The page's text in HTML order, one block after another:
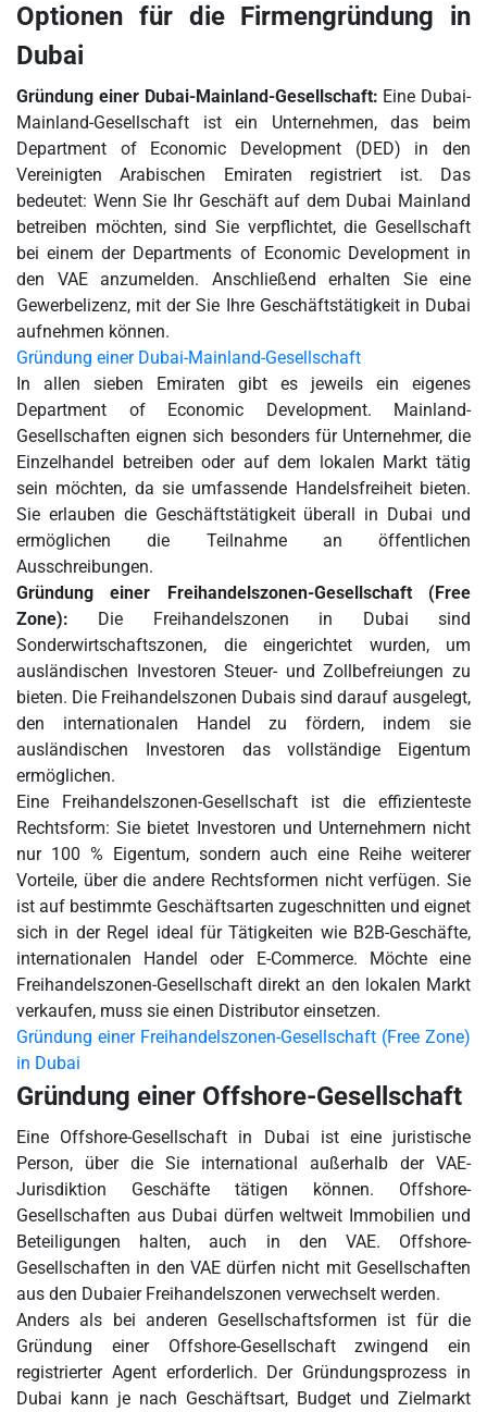
Optionen für die Firmengründung in
Dubai
Gründung einer Dubai-Mainland-Gesellschaft: Eine Dubai-
Mainland-Gesellschaft ist ein Unternehmen, das beim
Department of Economic Development (DED) in den
Vereinigten Arabischen Emiraten registriert ist. Das
bedeutet: Wenn Sie Ihr Geschäft auf dem Dubai Mainland
betreiben möchten, sind Sie verpflichtet, die Gesellschaft
bei einem der Departments of Economic Development in
den VAE anzumelden. Anschließend erhalten Sie eine
Gewerbelizenz, mit der Sie Ihre Geschäftstätigkeit in Dubai
aufnehmen können.
Gründung einer Dubai-Mainland-Gesellschaft
In allen sieben Emiraten gibt es jeweils ein eigenes
Department of Economic Development. Mainland-
Gesellschaften eignen sich besonders für Unternehmer, die
Einzelhandel betreiben oder auf dem lokalen Markt tätig
sein möchten, da sie umfassende Handelsfreiheit bieten.
Sie erlauben die Geschäftstätigkeit überall in Dubai und
ermöglichen die Teilnahme an öffentlichen
Ausschreibungen.
Gründung einer Freihandelszonen-Gesellschaft (Free
Zone): Die Freihandelszonen in Dubai sind
Sonderwirtschaftszonen, die eingerichtet wurden, um
ausländischen Investoren Steuer- und Zollbefreiungen zu
bieten. Die Freihandelszonen Dubais sind darauf ausgelegt,
den internationalen Handel zu fördern, indem sie
ausländischen Investoren das vollständige Eigentum
ermöglichen.
Eine Freihandelszonen-Gesellschaft ist die effizienteste
Rechtsform: Sie bietet Investoren und Unternehmern nicht
nur 100 % Eigentum, sondern auch eine Reihe weiterer
Vorteile, über die andere Rechtsformen nicht verfügen. Sie
ist auf bestimmte Geschäftsarten zugeschnitten und eignet
sich in der Regel ideal für Tätigkeiten wie B2B-Geschäfte,
internationalen Handel oder E-Commerce. Möchte eine
Freihandelszonen-Gesellschaft direkt an den lokalen Markt
verkaufen, muss sie einen Distributor einsetzen.
Gründung einer Freihandelszonen-Gesellschaft (Free Zone)
in Dubai
Gründung einer Offshore-Gesellschaft
Eine Offshore-Gesellschaft in Dubai ist eine juristische
Person, über die Sie international außerhalb der VAE-
Jurisdiktion Geschäfte tätigen können. Offshore-
Gesellschaften aus Dubai dürfen weltweit Immobilien und
Beteiligungen halten, auch in den VAE. Offshore-
Gesellschaften in den VAE dürfen nicht mit Gesellschaften
aus den Dubaier Freihandelszonen verwechselt werden.
Anders als bei anderen Gesellschaftsformen ist für die
Gründung einer Offshore-Gesellschaft zwingend ein
registrierter Agent erforderlich. Der Gründungsprozess in
Dubai kann je nach Geschäftsart, Budget und Zielmarkt